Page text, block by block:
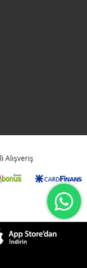
Alışveriş